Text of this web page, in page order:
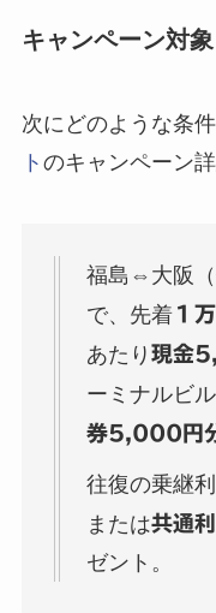
キャンペーン対象
次にどのような条
ト のキャンペーン
福島⇔大阪（
で、先着１
あたり 現金
ーミナルビ
券5,000円
往復の乗継利
または共通
ゼント。